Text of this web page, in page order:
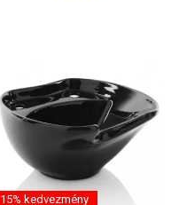
15% kedvezmény